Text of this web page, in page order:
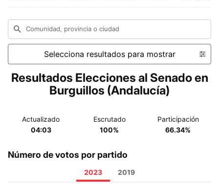
Comunidad, provincia o ciudad
Selecciona resultados para mostrar
Resultados Elecciones al Senado en
Burguillos (Andalucía)
Actualizado
04:03
Escrutado
100%
Participación
66.34%
Número de votos por partido
2023 2019